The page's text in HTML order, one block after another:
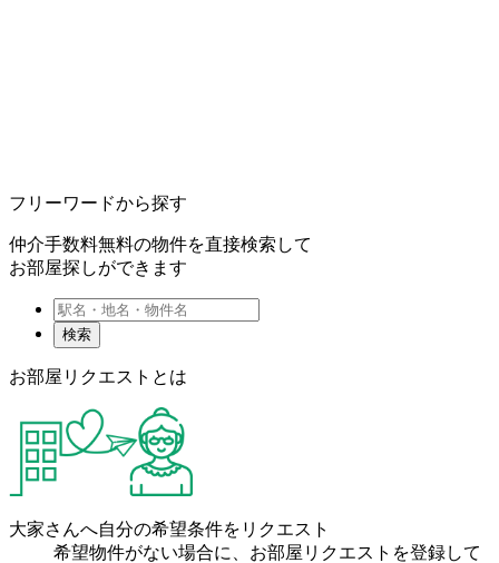
フリーワードから探す
仲介手数料無料の物件を直接検索して
お部屋探しができます
検索
お部屋リクエストとは
大家さんへ自分の希望条件をリクエスト
希望物件がない場合に、お部屋リクエストを登録して